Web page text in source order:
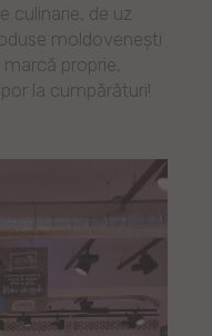
culinarie, de uz
moldovenești
proprie,
la cumpărături!